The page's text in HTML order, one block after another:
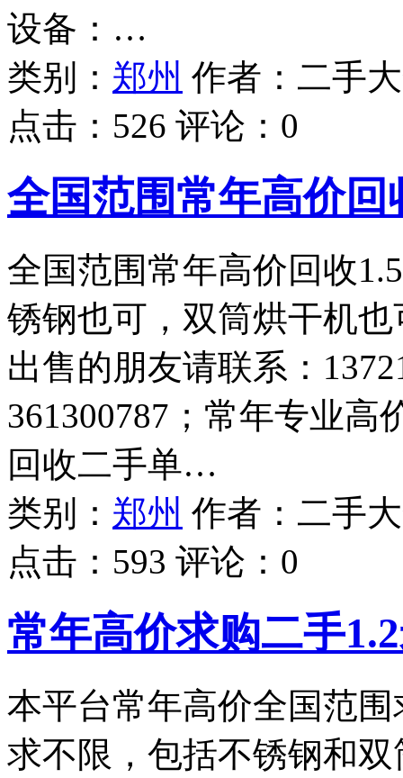
设备：…
类别： 郑州 作者： 二手
点击： 526 评论： 0
全国范围常年高价回
全国范围常年高价回收
锈钢也可，双筒烘干机
出售的朋友请联系：
361300787；常年专业
回收二手单…
类别： 郑州 作者： 二手
点击： 593 评论： 0
常年高价求购二手
本平台常年高价全国范
求不限，包括不锈钢和